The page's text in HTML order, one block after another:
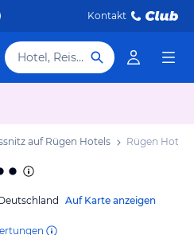
Kontakt
Hotel, Reiseziel
auf Rügen Hotels Rügen Hotel
Auf Karte anzeigen